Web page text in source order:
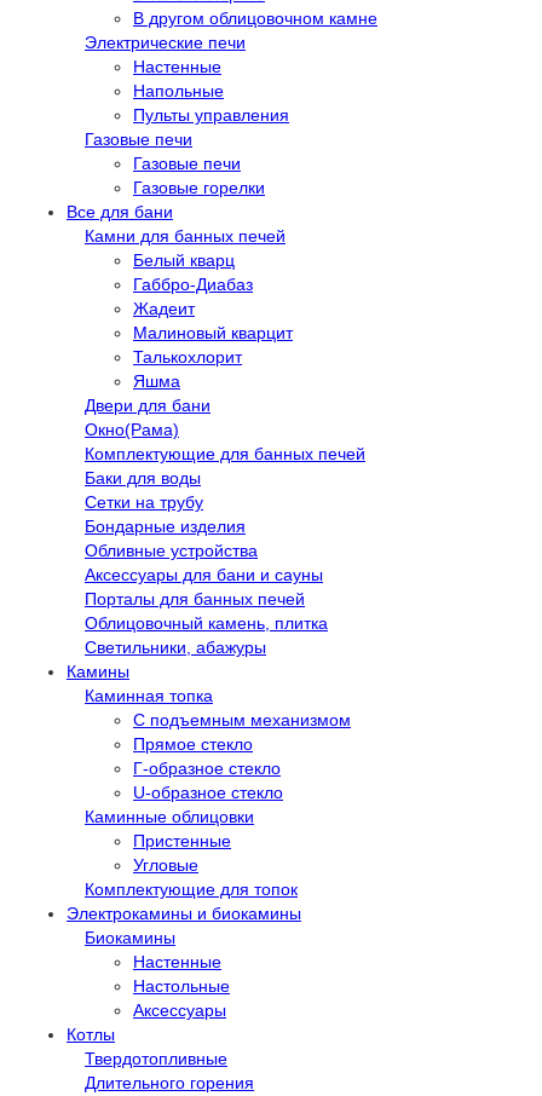
В другом облицовочном камне
Электрические печи
Настенные
Напольные
Пульты управления
Газовые печи
Газовые печи
Газовые горелки
Все для бани
Камни для банных печей
Белый кварц
Габбро-Диабаз
Жадеит
Малиновый кварцит
Талькохлорит
Яшма
Двери для бани
Окно(Рама)
Комплектующие для банных печей
Баки для воды
Сетки на трубу
Бондарные изделия
Обливные устройства
Аксессуары для бани и сауны
Порталы для банных печей
Облицовочный камень, плитка
Светильники, абажуры
Камины
Каминная топка
С подъемным механизмом
Прямое стекло
Г-образное стекло
U-образное стекло
Каминные облицовки
Пристенные
Угловые
Комплектующие для топок
Электрокамины и биокамины
Биокамины
Настенные
Настольные
Аксессуары
Котлы
Твердотопливные
Длительного горения